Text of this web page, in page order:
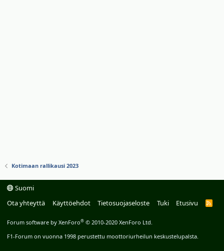
Kotimaan rallikausi 2023
Suomi
Ota yhteyttä
Käyttöehdot Tietosuojaseloste Tuki Etusivu
R
Forum software by XenForo® © 2010-2020 XenForo Ltd.
F1-Forum on vuonna 1998 perustettu moottoriurheilun keskustelupalsta.